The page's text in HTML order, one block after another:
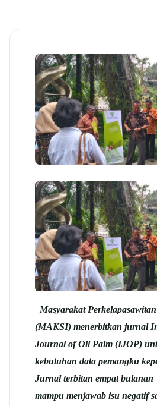
Masyarakat
(MAKSI) menerbitkan jurnal
Journal of Oil Palm (IJOP)
kebutuhan data pemangku
Jurnal terbitan empat
mampu menjawab isu negatif